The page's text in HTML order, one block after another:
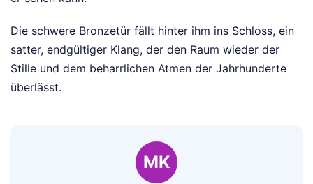
Die schwere Bronzetür fällt hinter ihm ins Schloss, ein
satter, endgültiger Klang, der den Raum wieder der
Stille und dem beharrlichen Atmen der Jahrhunderte
überlässt.
MK